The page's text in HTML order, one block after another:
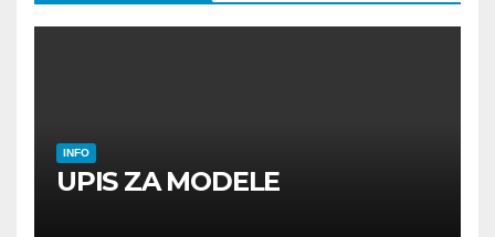
INFO
UPIS ZA MODELE